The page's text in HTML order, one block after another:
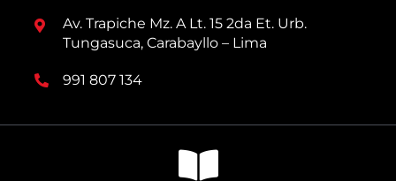
Av. Trapiche Mz. A Lt. 15 2da Et. Urb.
Tungasuca, Carabayllo – Lima
991 807 134